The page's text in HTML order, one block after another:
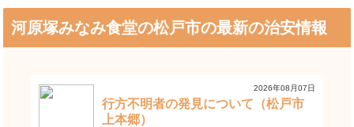
河原塚みなみ食堂の松戸市の最新の治安情報
2026年08月07日
行方不明者の発見について（松戸市
上本郷）